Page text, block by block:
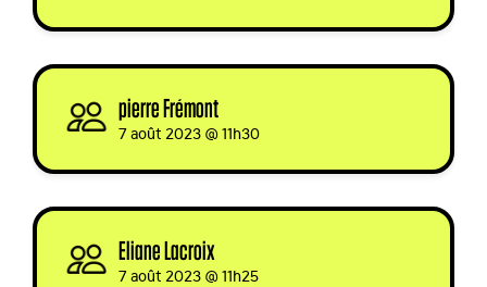
pierre Frémont
7 août 2023 @ 11h30
Eliane Lacroix
7 août 2023 @ 11h25